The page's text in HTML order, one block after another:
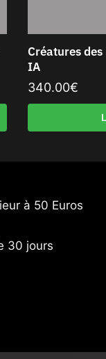
Créatures
IA
340.00€
à 50 Euros
30 jours